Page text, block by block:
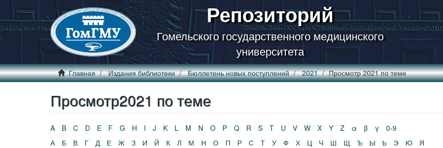
Репозиторий
Гомельского государственного медицинского
университета
Главная Издания библиотеки Бюллетень новых поступлений 2021 Просмотр 2021 по теме
Просмотр2021 по теме
A B C D E F G H I J K L M N O P Q R S T U V W X Y Z α β γ
0-9
А
Б В Г Д Е Ж З И Й К Л М Н О П Р С Т У Ф Х Ц Ч Ш Щ Ъ Ы Ь Э Ю
Я